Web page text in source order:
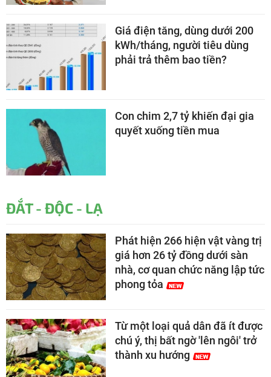
Giá điện tăng, dùng dưới 200
kWh/tháng, người tiêu dùng
phải trả thêm bao tiền?
Con chim 2,7 tỷ khiến đại gia
quyết xuống tiền mua
ĐẮT - ĐỘC - LẠ
Phát hiện 266 hiện vật vàng trị
giá hơn 26 tỷ đồng dưới sàn
nhà, cơ quan chức năng lập tức
phong tỏa
Từ một loại quả dân đã ít được
chú ý, thị bất ngờ 'lên ngôi' trở
thành xu hướng